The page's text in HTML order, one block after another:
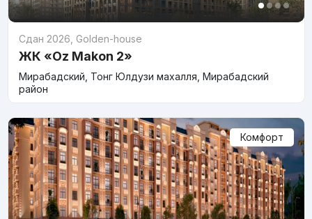
Сдан 2026 Golden-house
ЖК «Oz Makon 2»
Мирабадский, Тонг Юлдузи махалля, Мирабадский
район
Комфорт